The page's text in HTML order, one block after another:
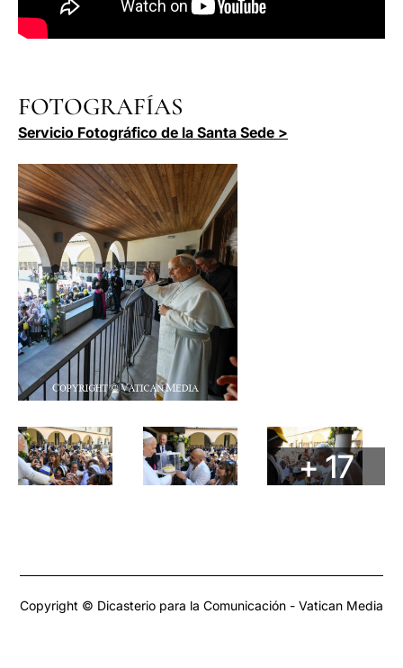
FOTOGRAFÍAS
Servicio Fotográfico de la Santa Sede >
+ 17
Copyright © Dicasterio para la Comunicación - Vatican Media